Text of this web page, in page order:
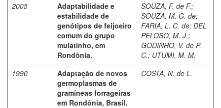
2005
Adaptabilidade e
estabilidade de
genótipos de feijoeiro
comum do grupo
mulatinho, em
Rondônia.
SOUZA, F. de F.;
SOUZA, M. G. de;
FARIA, L. C. de; DEL
PELOSO, M. J.;
GODINHO, V. de P.
C.; UTUMI, M. M.
1990
Adaptação de novos
germoplasmas de
gramíneas forrageiras
em Rondônia, Brasil.
COSTA, N. de L.